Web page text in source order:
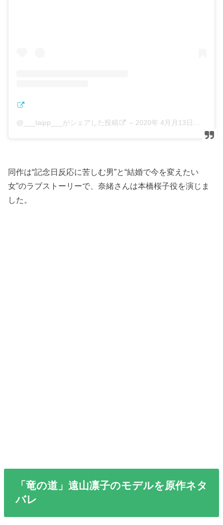
@___taipp___がシェアした投稿 – 2020年 4月月13日午前1時37分PDT
同作は“記念日反応に苦しむ男”と“結婚で今を変えたい
女”のラブストーリーで、奈緒さんは本橋桜子役を演じま
した。
「竜の道」遠山凛子のモデルを原作ネタ
バレ